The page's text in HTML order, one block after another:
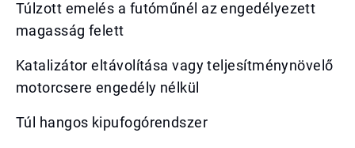
Túlzott emelés a futóműnél az engedélyezett
magasság felett
Katalizátor eltávolítása vagy teljesítménynövelő
motorcsere engedély nélkül
Túl hangos kipufogórendszer